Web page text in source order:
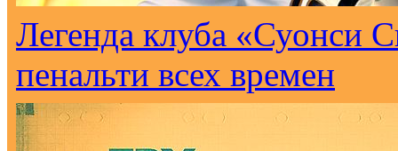
Легенда клуба «Суонси
пенальти всех времен